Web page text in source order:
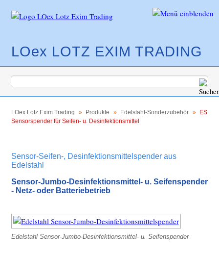
LOex LOTZ EXIM TRADING
überspringen
Produkte
Sensor-Standarmaturen aus Edelstahl oder
Sensor-Standarmaturen in
Sensor-Wandarmaturen in Edelstahl und in
Chrom - AP
LOex Lotz Exim Trading Produkte Edelstahl-Sonderzubehör
ES
Sensorspender für Seifen- u. Desinfektionsmittel
Sensor-Seifen-, Desinfektionsmittelspender aus
Edelstahl
Sensor-Jumbo-Desinfektionsmittel- u. Seifenspender
- Netz- oder Batteriebetrieb
Edelstahl Sensor-Jumbo-Desinfektionsmittel- u. Seifenspender